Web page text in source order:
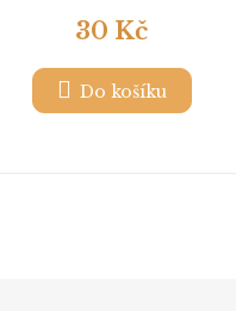
30 Kč
Do košíku